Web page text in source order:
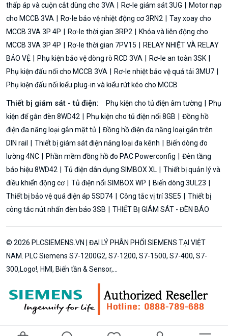
thấp áp và cuộn cắt dùng cho 3VA
Rơ-le giám sát 3UG
Motor nạp
cho MCCB 3VA
Rơ-le bảo vệ nhiệt động cơ 3RN2
Tay xoay cho
MCCB 3VA 3P 4P
Rơ-le thời gian 3RP2
Khóa và liên động cho
MCCB 3VA 3P 4P
Rơ-le thời gian 7PV15
RELAY NHIỆT VÀ RELAY
BẢO VỆ
Phụ kiện bảo vệ dòng rò RCD 3VA
Rơ-le an toàn 3SK
Phụ kiện đấu nối cho MCCB 3VA
Rơ-le nhiệt bảo vệ quá tải 3MU7
Phụ kiện đấu nối kiểu plug-in và kiểu rút kéo cho MCCB
Thiết bị giám sát - tủ điện: Phụ kiện cho tủ điện âm tường
Phụ
kiện để gắn đèn 8WD42
Phụ kiện cho tủ điện nổi 8GB
Đồng hồ
điện đa năng loại gắn mặt tủ
Đồng hồ điện đa năng loại gắn trên
DIN rail
Thiết bị giám sát điện năng loại đa kênh
Biến dòng đo
lường 4NC
Phần mềm đồng hồ đo PAC Powerconfig
Đèn tầng
báo hiệu 8WD42
Tủ điện dân dụng SIMBOX XL
Thiết bị quản lý và
điều khiển động cơ
Tủ điện nổi SIMBOX WP
Biến dòng 3UL23
Thiết bị bảo vệ quá điện áp 5SD74
Công tắc vị trí 3SE5
Thiết bị
công tắc nút nhấn đèn báo 3SB
THIẾT BỊ GIÁM SÁT - ĐÈN BÁO
© 2026 PLCSIEMENS.VN | ĐẠI LÝ PHÂN PHỐI SIEMENS TẠI VIỆT
NAM. PLC Siemens S7-1200G2, S7-1200, S7-1500, S7-400, S7-
300,Logo!, HMI, Biến tần & Sensor,...